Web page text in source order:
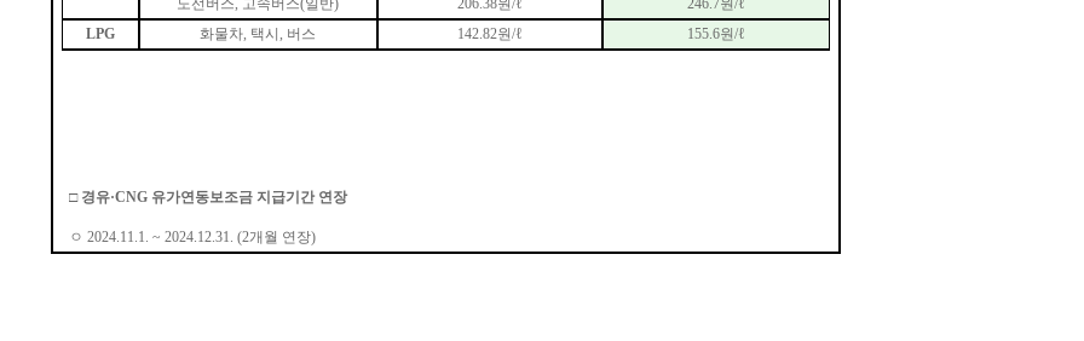
노선버스, 고속버스(일반) 206.38원/ℓ 246.7원/ℓ
LPG
화물차, 택시, 버스 142.82원/ℓ 155.6원/ℓ
□ 경유·CNG 유가연동보조금 지급기간 연장
ㅇ2024.11.1. ~ 2024.12.31.(2개월 연장)